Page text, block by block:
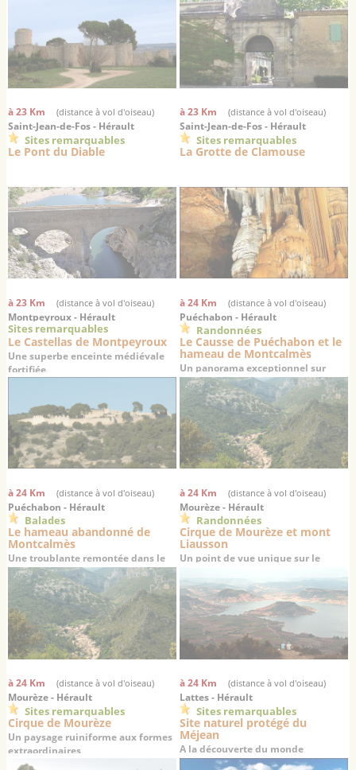
à 23 Km (distance à vol d'oiseau)
Saint-Jean-de-Fos - Hérault
Sites remarquables
Le Pont du Diable
à 23 Km (distance à vol d'oiseau)
Saint-Jean-de-Fos - Hérault
Sites remarquables
La Grotte de Clamouse
à 23 Km (distance à vol d'oiseau)
Montpeyroux - Hérault
Sites remarquables
Le Castellas de Montpeyroux
Une superbe enceinte médiévale
fortifiée
à 24 Km (distance à vol d'oiseau)
Puéchabon - Hérault
Randonnées
Le Causse de Puéchabon et le
hameau de Montcalmès
Un panorama exceptionnel sur
Saint-Guilhem-le-Désert
à 24 Km (distance à vol d'oiseau)
Puéchabon - Hérault
Balades
Le hameau abandonné de
Montcalmès
Une troublante remontée dans le
temps
à 24 Km (distance à vol d'oiseau)
Mourèze - Hérault
Randonnées
Cirque de Mourèze et mont
Liausson
Un point de vue unique sur le
à 24 Km (distance à vol d'oiseau)
Mourèze - Hérault
Sites remarquables
Cirque de Mourèze
Un paysage ruiniforme aux formes
extraordinaires
à 24 Km (distance à vol d'oiseau)
Lattes - Hérault
Sites remarquables
Site naturel protégé du
Méjean
A la découverte du monde
lagunaire languedocien